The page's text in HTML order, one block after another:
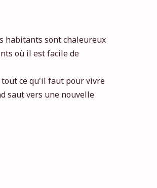
habitants sont chaleureux
où il est facile de
tout ce qu'il faut pour vivre
saut vers une nouvelle